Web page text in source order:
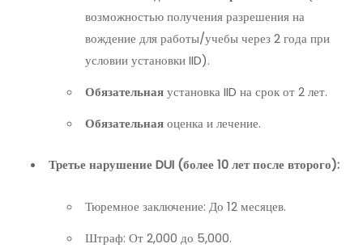
возможностью получения разрешения на
вождение для работы/учебы через 2 года при
условии установки IID).
Обязательнаяустановка IID на срок от 2 лет.
Обязательнаяоценка и лечение.
Третье нарушение DUI (более 10 лет после второго):
Тюремное заключение: До 12 месяцев.
Штраф: От 2,000 до 5,000.